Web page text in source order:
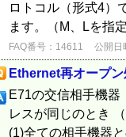
ロトコル（形式4）
ます。（M、Lを指
FAQ番号：14611 公開日
Ethernet再オープン
E71の交信相手機器
レスが同じのとき
(1)全ての相手機器